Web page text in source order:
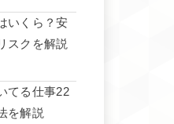
いくら？安
スクを解説
てる仕事22
を解説